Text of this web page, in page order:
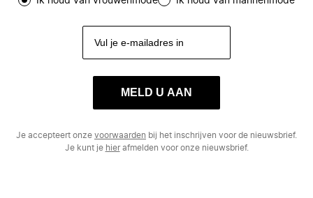
MELD U AAN
Je accepteert onze voorwaarden bij het inschrijven voor de nieuwsbrief.
Je kunt je hierafmelden voor onze nieuwsbrief.